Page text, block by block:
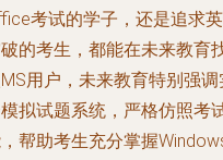
考试的学子，还是追求
的考生，都能在未来教育
用户，未来教育特别强
拟试题系统，严格仿照考
帮助考生充分掌握